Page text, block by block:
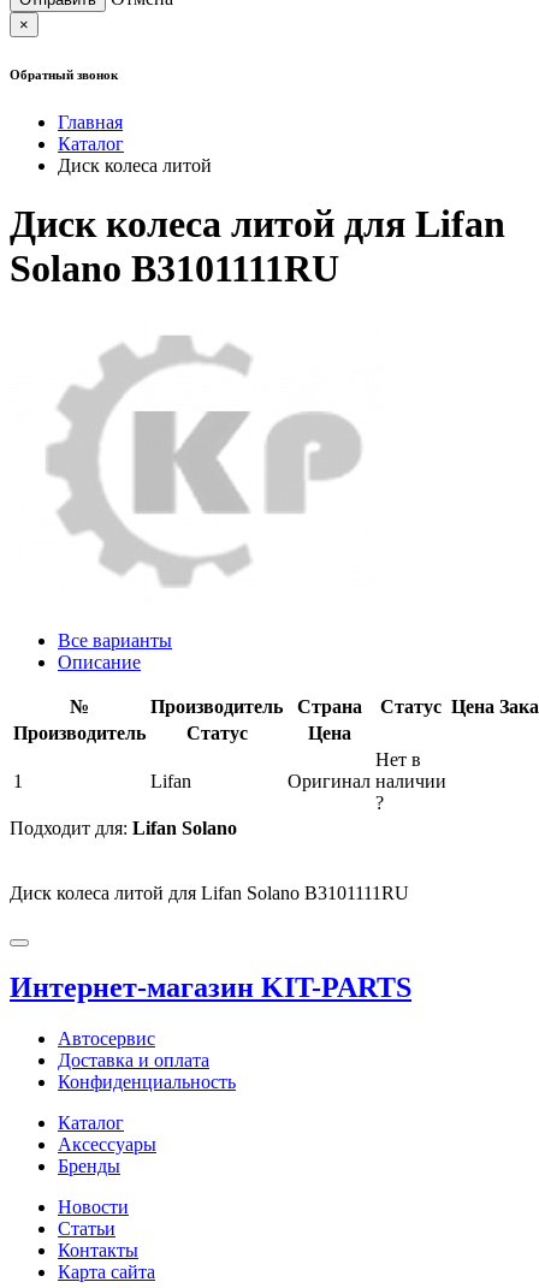
×
Обратный звонок
Главная
Каталог
Диск колеса литой
Диск колеса литой для Lifan
Solano B3101111RU
Все варианты
Описание
№ Производитель Страна Статус Цена
Производитель
Статус Цена
1 Lifan Оригинал
Нет в
наличии
?
Подходит для: Lifan Solano
Диск колеса литой для Lifan Solano B3101111RU
Интернет-магазин KIT-PARTS
Автосервис
Доставка и оплата
Конфиденциальность
Каталог
Аксессуары
Бренды
Новости
Статьи
Контакты
Карта сайта